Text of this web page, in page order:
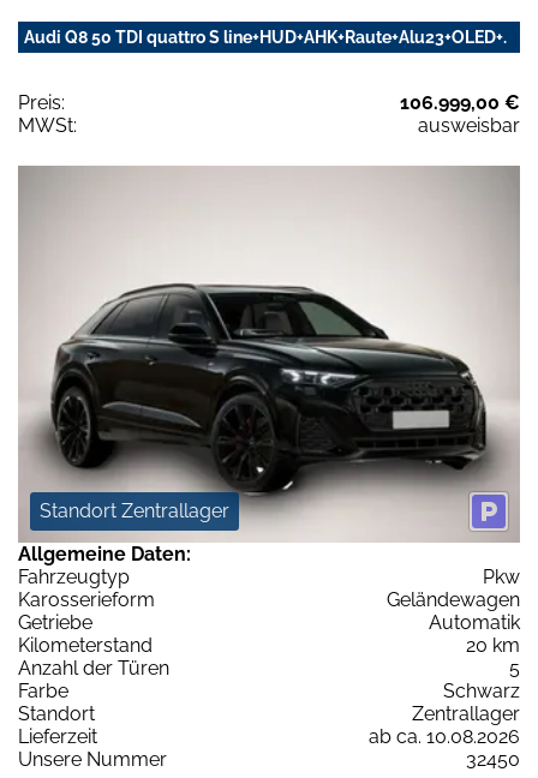
Audi Q8 50 TDI quattro S line+HUD+AHK+Raute+Alu23+OLED+.
Preis:
106.999,00 €
MWSt:
ausweisbar
Standort Zentrallager
Allgemeine Daten:
Fahrzeugtyp
Pkw
Karosserieform
Geländewagen
Getriebe
Automatik
Kilometerstand
20 km
Anzahl der Türen
5
Farbe
Schwarz
Standort
Zentrallager
Lieferzeit
ab ca. 10.08.2026
Unsere Nummer
32450